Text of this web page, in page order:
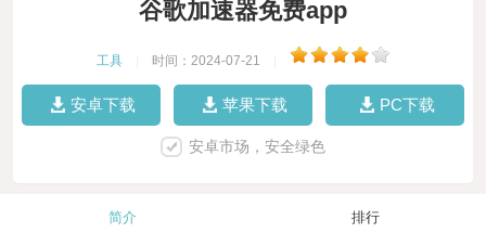
谷歌加速器免费app
工具 时间：2024-07-21
安卓下载 苹果下载 PC下载
安卓市场，安全绿色
简介 排行